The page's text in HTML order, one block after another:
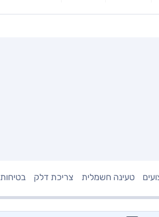
טעינה חשמלית צריכת דלק בטיחות